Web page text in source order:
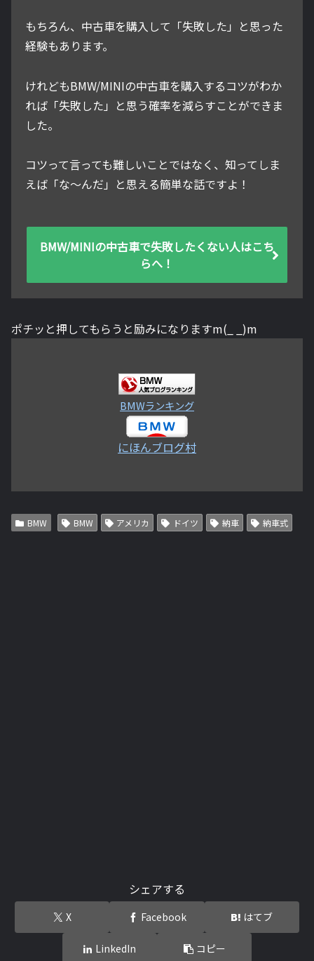
もちろん、中古車を購入して「失敗した」と思った
経験もあります。
けれどもBMW/MINIの中古車を購入するコツがわか
れば「失敗した」と思う確率を減らすことができま
した。
コツって言っても難しいことではなく、知ってしま
えば「な～んだ」と思える簡単な話ですよ！
BMW/MINIの中古車で失敗したくない人はこち
らへ！
ポチッと押してもらうと励みになりますm(_ _)m
BMWランキング
にほんブログ村
BMW BMW アメリカ ドイツ 納車 納車式
シェアする
X Facebook はてブ
LinkedIn コピー